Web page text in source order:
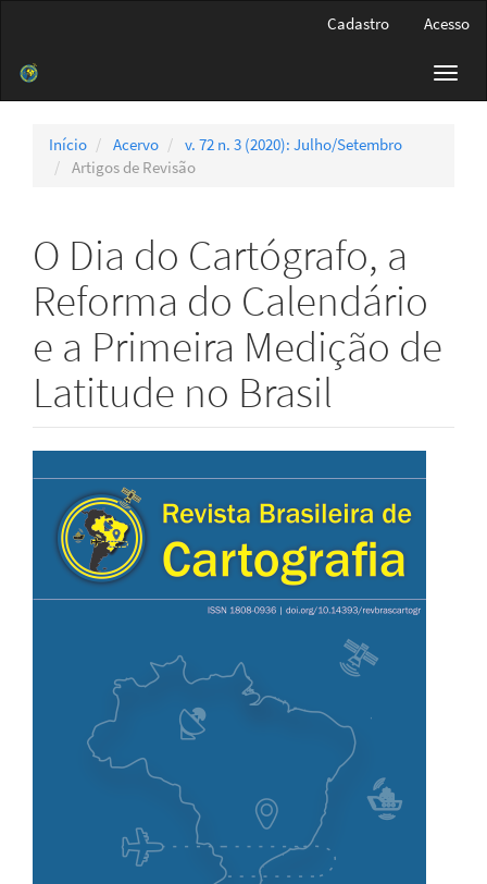
Barra
Cadastro Acesso
Início Acervo
v. 72 n. 3 (2020): Julho/Setembro
Artigos de Revisão
O Dia do Cartógrafo, a
Reforma do Calendário
e a Primeira Medição de
Latitude no Brasil
Barra
lateral
de
artigos